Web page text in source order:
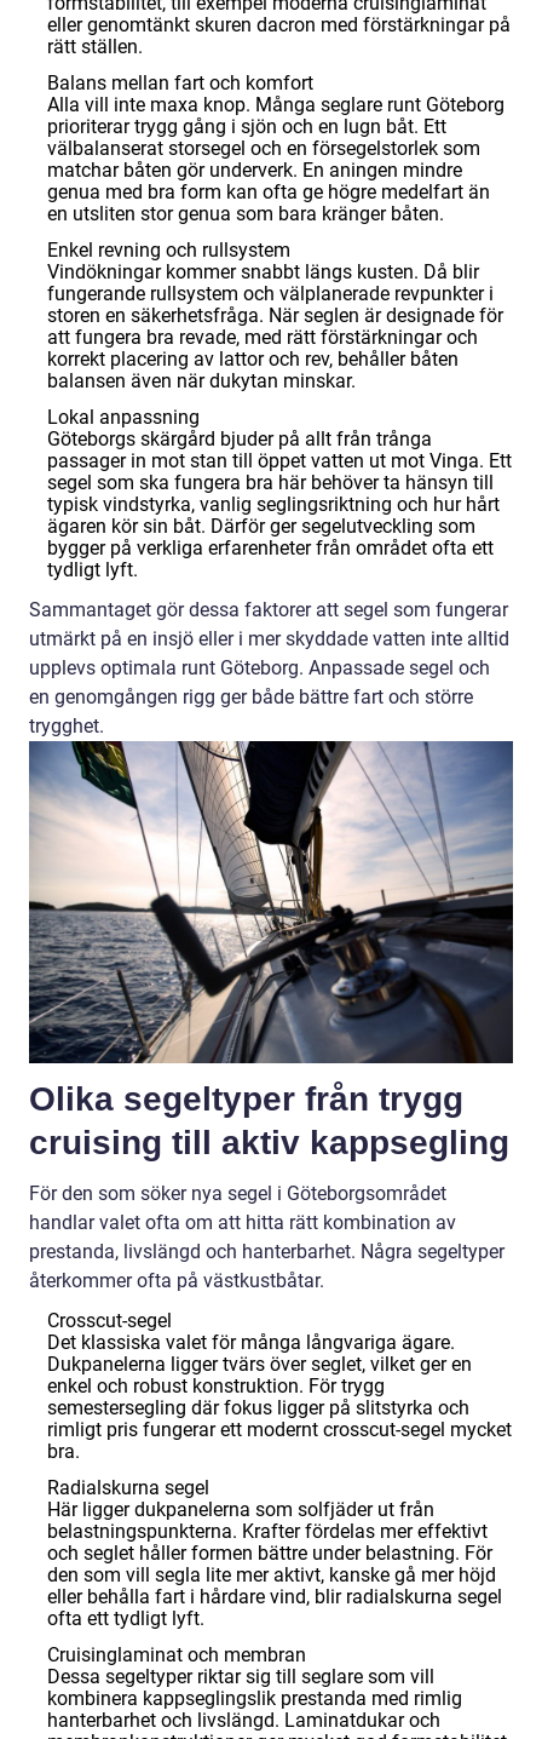
eller genomtänkt skuren dacron med förstärkningar på
rätt ställen.
Balans mellan fart och komfort
Alla vill inte maxa knop. Många seglare runt Göteborg
prioriterar trygg gång i sjön och en lugn båt. Ett
välbalanserat storsegel och en försegelstorlek som
matchar båten gör underverk. En aningen mindre
genua med bra form kan ofta ge högre medelfart än
en utsliten stor genua som bara kränger båten.
Enkel revning och rullsystem
Vindökningar kommer snabbt längs kusten. Då blir
fungerande rullsystem och välplanerade revpunkter i
storen en säkerhetsfråga. När seglen är designade för
att fungera bra revade, med rätt förstärkningar och
korrekt placering av lattor och rev, behåller båten
balansen även när dukytan minskar.
Lokal anpassning
Göteborgs skärgård bjuder på allt från trånga
passager in mot stan till öppet vatten ut mot Vinga. Ett
segel som ska fungera bra här behöver ta hänsyn till
typisk vindstyrka, vanlig seglingsriktning och hur hårt
ägaren kör sin båt. Därför ger segelutveckling som
bygger på verkliga erfarenheter från området ofta ett
tydligt lyft.
Sammantaget gör dessa faktorer att segel som fungerar
utmärkt på en insjö eller i mer skyddade vatten inte alltid
upplevs optimala runt Göteborg. Anpassade segel och
en genomgången rigg ger både bättre fart och större
trygghet.
Olika segeltyper från trygg
cruising till aktiv kappsegling
För den som söker nya segel i Göteborgsområdet
handlar valet ofta om att hitta rätt kombination av
prestanda, livslängd och hanterbarhet. Några segeltyper
återkommer ofta på västkustbåtar.
Crosscut-segel
Det klassiska valet för många långvariga ägare.
Dukpanelerna ligger tvärs över seglet, vilket ger en
enkel och robust konstruktion. För trygg
semestersegling där fokus ligger på slitstyrka och
rimligt pris fungerar ett modernt crosscut-segel mycket
bra.
Radialskurna segel
Här ligger dukpanelerna som solfjäder ut från
belastningspunkterna. Krafter fördelas mer effektivt
och seglet håller formen bättre under belastning. För
den som vill segla lite mer aktivt, kanske gå mer höjd
eller behålla fart i hårdare vind, blir radialskurna segel
ofta ett tydligt lyft.
Cruisinglaminat och membran
Dessa segeltyper riktar sig till seglare som vill
kombinera kappseglingslik prestanda med rimlig
hanterbarhet och livslängd. Laminatdukar och